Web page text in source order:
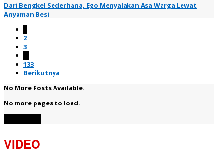
Dari Bengkel Sederhana, Ego Menyalakan Asa Warga Lewat
Anyaman Besi
2
3
133
Berikutnya
No More Posts Available.
No more pages to load.
VIDEO